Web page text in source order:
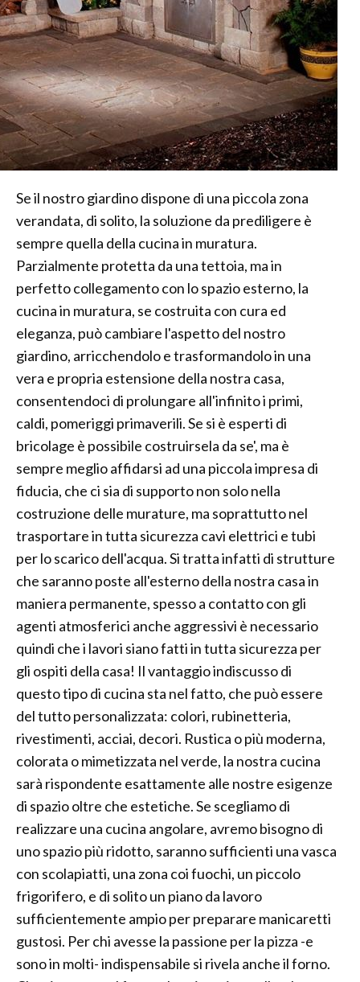
Se il nostro giardino dispone di una piccola zona
verandata, di solito, la soluzione da prediligere è
sempre quella della cucina in muratura.
Parzialmente protetta da una tettoia, ma in
perfetto collegamento con lo spazio esterno, la
cucina in muratura, se costruita con cura ed
eleganza, può cambiare l'aspetto del nostro
giardino, arricchendolo e trasformandolo in una
vera e propria estensione della nostra casa,
consentendoci di prolungare all'infinito i primi,
caldi, pomeriggi primaverili. Se si è esperti di
bricolage è possibile costruirsela da se', ma è
sempre meglio affidarsi ad una piccola impresa di
fiducia, che ci sia di supporto non solo nella
costruzione delle murature, ma soprattutto nel
trasportare in tutta sicurezza cavi elettrici e tubi
per lo scarico dell'acqua. Si tratta infatti di strutture
che saranno poste all'esterno della nostra casa in
maniera permanente, spesso a contatto con gli
agenti atmosferici anche aggressivi è necessario
quindi che i lavori siano fatti in tutta sicurezza per
gli ospiti della casa! Il vantaggio indiscusso di
questo tipo di cucina sta nel fatto, che può essere
del tutto personalizzata: colori, rubinetteria,
rivestimenti, acciai, decori. Rustica o più moderna,
colorata o mimetizzata nel verde, la nostra cucina
sarà rispondente esattamente alle nostre esigenze
di spazio oltre che estetiche. Se scegliamo di
realizzare una cucina angolare, avremo bisogno di
uno spazio più ridotto, saranno sufficienti una vasca
con scolapiatti, una zona coi fuochi, un piccolo
frigorifero, e di solito un piano da lavoro
sufficientemente ampio per preparare manicaretti
gustosi. Per chi avesse la passione per la pizza -e
sono in molti- indispensabile si rivela anche il forno.